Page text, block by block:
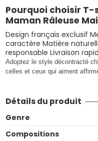
Pourquoi choisir
Maman Râleuse
Design français exclusif
caractère Matière
responsable Livraison
Adoptez le style décontracté
celles et ceux qui aiment
Détails du produit
Genre
Compositions